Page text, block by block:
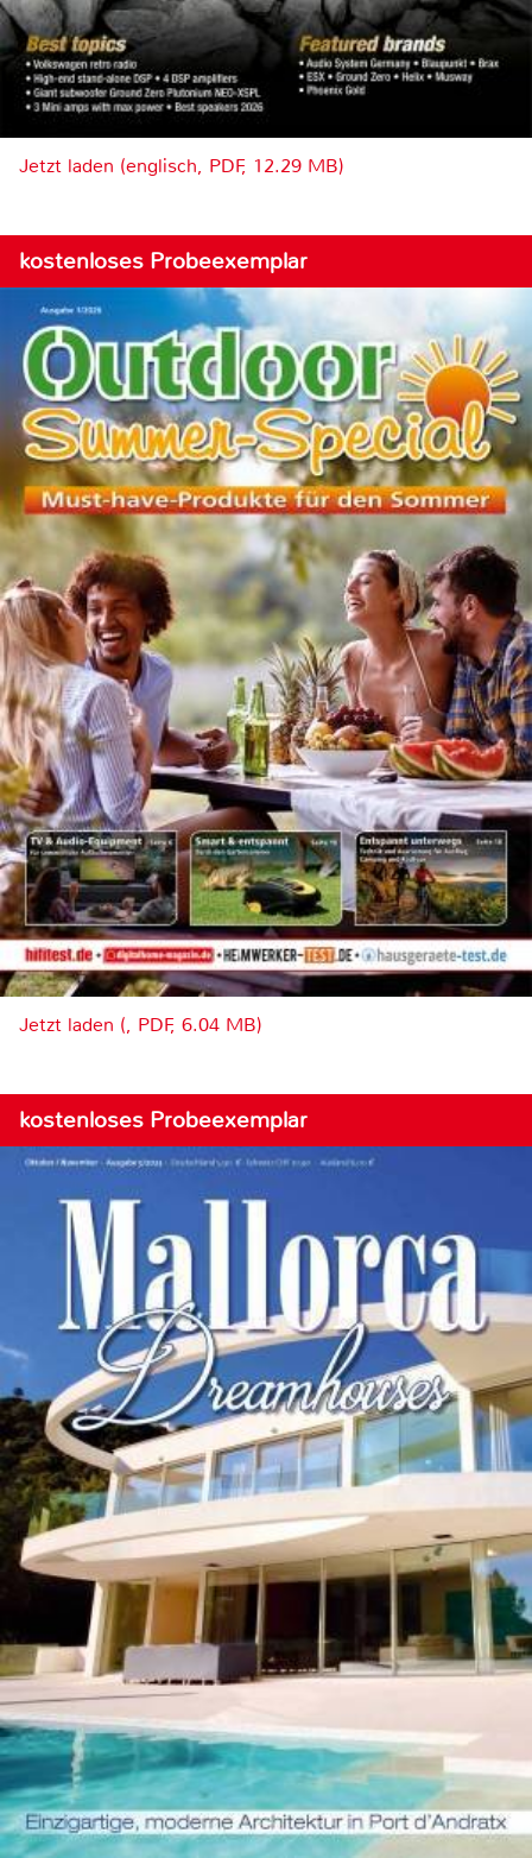
Jetzt laden (englisch, PDF, 12.29 MB)
kostenloses Probeexemplar
Jetzt laden (, PDF, 6.04 MB)
kostenloses Probeexemplar